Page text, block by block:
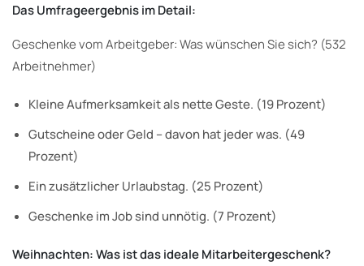
Das Umfrageergebnis im Detail:
Geschenke vom Arbeitgeber: Was wünschen Sie sich? (532
Arbeitnehmer)
Kleine Aufmerksamkeit als nette Geste. (19 Prozent)
Gutscheine oder Geld – davon hat jeder was. (49
Prozent)
Ein zusätzlicher Urlaubstag. (25 Prozent)
Geschenke im Job sind unnötig. (7 Prozent)
Weihnachten: Was ist das ideale Mitarbeitergeschenk?